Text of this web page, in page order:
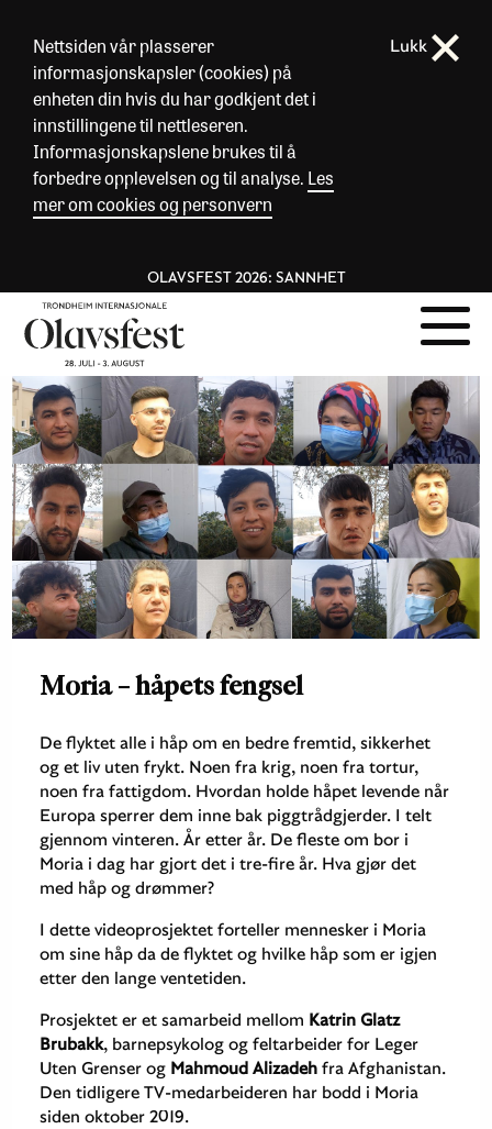
Nettsiden vår plasserer
informasjonskapsler (cookies) på
enheten din hvis du har godkjent det i
innstillingene til nettleseren.
Informasjonskapslene brukes til å
forbedre opplevelsen og til analyse. Les
mer om cookies og personvern
Lukk
OLAVSFEST 2026: SANNHET
Moria – håpets fengsel
De flyktet alle i håp om en bedre fremtid, sikkerhet
og et liv uten frykt. Noen fra krig, noen fra tortur,
noen fra fattigdom. Hvordan holde håpet levende når
Europa sperrer dem inne bak piggtrådgjerder. I telt
gjennom vinteren. År etter år. De fleste om bor i
Moria i dag har gjort det i tre-fire år. Hva gjør det
med håp og drømmer?
I dette videoprosjektet forteller mennesker i Moria
om sine håp da de flyktet og hvilke håp som er igjen
etter den lange ventetiden.
Prosjektet er et samarbeid mellom Katrin Glatz
Brubakk, barnepsykolog og feltarbeider for Leger
Uten Grenser og Mahmoud Alizadeh fra Afghanistan.
Den tidligere TV-medarbeideren har bodd i Moria
siden oktober 2019.